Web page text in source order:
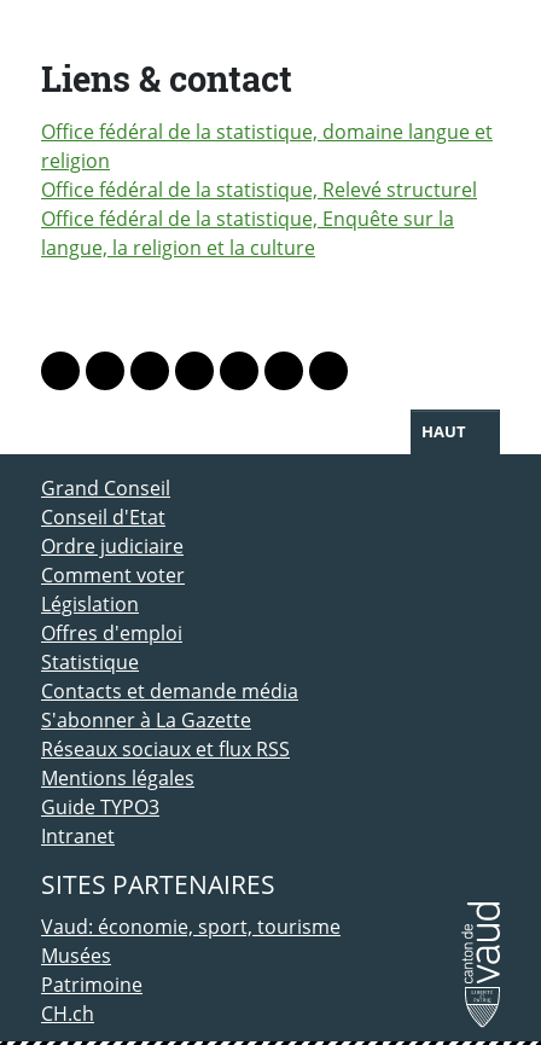
Liens & contact
Office fédéral de la statistique, domaine langue et
religion
Office fédéral de la statistique, Relevé structurel
Office fédéral de la statistique, Enquête sur la
langue, la religion et la culture
Lien vers le profil Mastodon
Lien vers le profil Bluesky
Lien vers le profil Instagram
Lien vers le profil Linkedin
Lien vers le profil Facebook
Lien vers le profil Twitter
Partager par WhatsApp
HAUT
ACCÈS DIRECT
Grand Conseil
Conseil d'Etat
Ordre judiciaire
Comment voter
Législation
Offres d'emploi
Statistique
Contacts et demande média
S'abonner à La Gazette
Réseaux sociaux et flux RSS
Mentions légales
Guide TYPO3
Intranet
SITES PARTENAIRES
Vaud: économie, sport, tourisme
Musées
Patrimoine
CH.ch